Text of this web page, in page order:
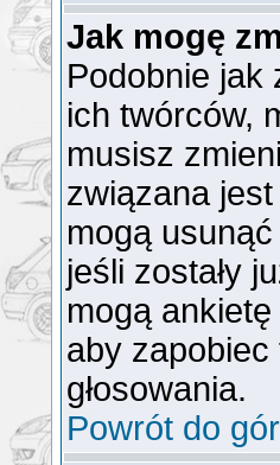
Jak mogę
Podobnie jak
ich twórców,
musisz
związana
mogą
jeśli zostały
mogą
aby zapobiec
głosowania.
Powrót do